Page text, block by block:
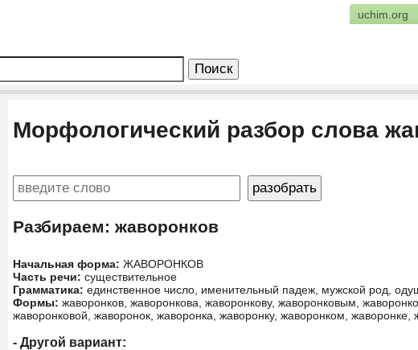
uchim.org
Морфологический разбор слова
Разбираем: жаворонков
Начальная форма: ЖАВОРОНКОВ
Часть речи: существительное
Грамматика: единственное число, именительный падеж, мужской род,
Формы: жаворонков, жаворонкова, жаворонкову, жаворонковым,
жаворонковой, жаворонок, жаворонка, жаворонку, жаворонком,
- Другой вариант: